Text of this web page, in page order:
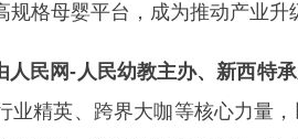
格母婴平台，成为推动产业升
人民网-人民幼教主办、新西特
业精英、跨界大咖等核心力量